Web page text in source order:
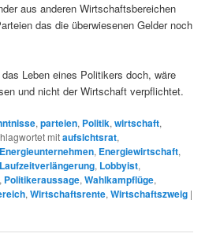
aus anderen Wirtschaftsbereichen
das die überwiesenen Gelder noch
Leben eines Politikers doch, wäre
und nicht der Wirtschaft verpflichtet.
,parteien, Politik,wirtschaft,
mitaufsichtsrat,
Energieunternehmen, Energiewirtschaft,
Laufzeitverlängerung, Lobbyist,
, Politikeraussage,Wahlkampflüge,
,Wirtschaftsrente,Wirtschaftszweig |